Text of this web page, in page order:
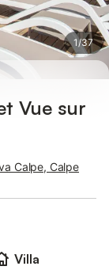
1/37
Vue sur
Calpe, Calpe
Villa